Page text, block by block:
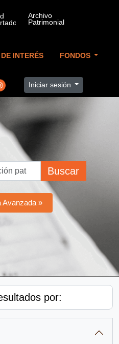
INTERÉS FONDOS
Iniciar sesión
Buscar
Avanzada »
por: